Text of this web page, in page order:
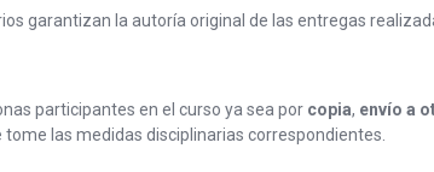
garantizan la autoría original de las entregas
participantes en el curso ya sea por copia, envío a
las medidas disciplinarias correspondientes.